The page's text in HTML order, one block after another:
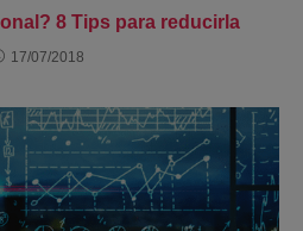
8 Tips para reducirla
17/07/2018